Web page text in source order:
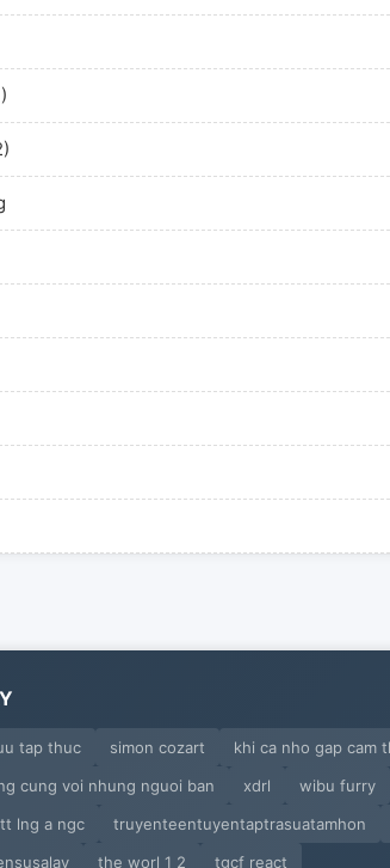
tap thuc simon cozart khi ca nho gap cam
cung voi nhung nguoi ban xdrl wibu furry
tt lng a ngc truyenteentuyentaptrasuatamhon
the worl 1 2 tgcf react